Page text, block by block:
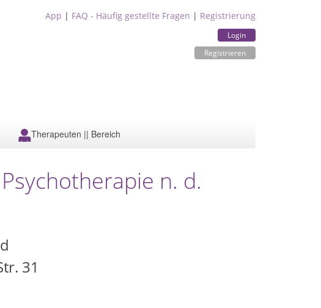
App | FAQ - Häufig gestellte Fragen | Registrierung
Login
Registrieren
Therapeuten || Bereich
n. d.
31